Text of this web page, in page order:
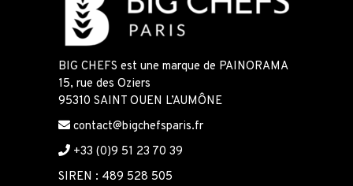
BIG CHEFS est une marque de PAINORAMA
15, rue des Oziers
95310 SAINT OUEN L’AUMÔNE
contact@bigchefsparis.fr
+33 (0)9 51 23 70 39
SIREN : 489 528 505